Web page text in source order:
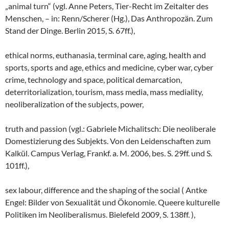
„animal turn“ (vgl. Anne Peters, Tier-Recht im Zeitalter des
Menschen, – in: Renn/Scherer (Hg.), Das Anthropozän. Zum
Stand der Dinge. Berlin 2015, S. 67ff.),
ethical norms, euthanasia, terminal care, aging, health and
sports, sports and age, ethics and medicine, cyber war, cyber
crime, technology and space, political demarcation,
deterritorialization, tourism, mass media, mass mediality,
neoliberalization of the subjects, power,
truth and passion (vgl.: Gabriele Michalitsch: Die neoliberale
Domestizierung des Subjekts. Von den Leidenschaften zum
Kalkül. Campus Verlag, Frankf. a. M. 2006, bes. S. 29ff. und S.
101ff.),
sex labour, difference and the shaping of the social ( Antke
Engel: Bilder von Sexualität und Ökonomie. Queere kulturelle
Politiken im Neoliberalismus. Bielefeld 2009, S. 138ff. ),